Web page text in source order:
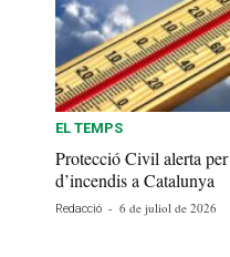
EL TEMPS
Protecció Civil alerta
d’incendis a Catalunya
Redacció - 6 de juliol de 2026